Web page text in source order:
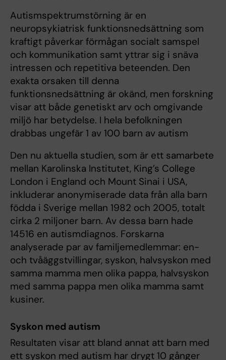
Autismspektrumstörning är en
neuropsykiatrisk funktionsnedsättning som
kraftigt påverkar förmågan socialt samspel
och kommunikation samt yttrar sig i snäva
intressen och repetitiva beteenden. Den
exakta orsaken till denna
funktionsnedsättning är okänd, men forskning
visar att både genetiskt arv och omgivande
miljö har betydelse. I hela befolkningen
drabbas ungefär 1 av 100 barn av autism
Den nu aktuella studien, som är ett samarbete
mellan Karolinska Institutet, King’s College
London i England och Mount Sinai i USA,
inkluderar anonymiserade data från alla barn
födda i Sverige mellan 1982 och 2005, totalt
cirka 2 miljoner barn. Av dessa barn hade
14516 en autismdiagnos. Forskarna
analyserade par av familjemedlemmar: en-
och tvåäggstvillingar, syskon, halvsyskon med
samma mamma men olika pappa, halvsyskon
med samma pappa men olika mamma samt
kusiner.
Syskon med autism
Resultaten visar att bland annat att barn med
ett syskon med autism har drygt 10 gånger